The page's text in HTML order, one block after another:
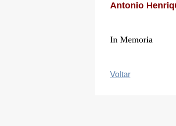
Antonio
In Memoria
Voltar